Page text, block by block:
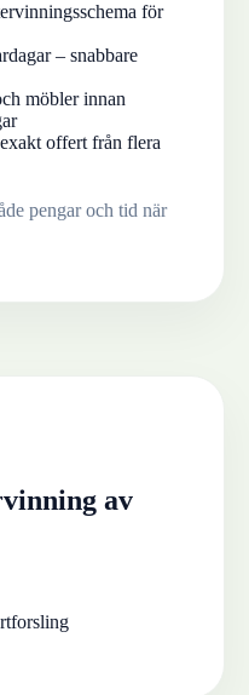
för
– snabbare
möbler innan
offert från flera
pengar och tid när
av